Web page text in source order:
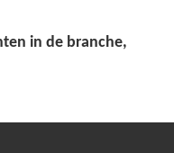
in de branche,